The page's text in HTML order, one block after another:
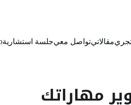
جلسة استشاريةتواصل معيمقالاتي
مهاراتك